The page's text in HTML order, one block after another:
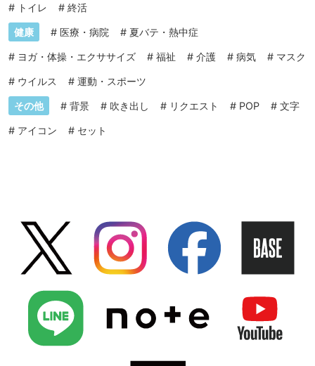
# トイレ # 終活
健康 # 医療・病院 # 夏バテ・熱中症
# ヨガ・体操・エクササイズ # 福祉 # 介護 # 病気 # マスク
# ウイルス # 運動・スポーツ
その他 # 背景 # 吹き出し # リクエスト # POP # 文字
# アイコン # セット